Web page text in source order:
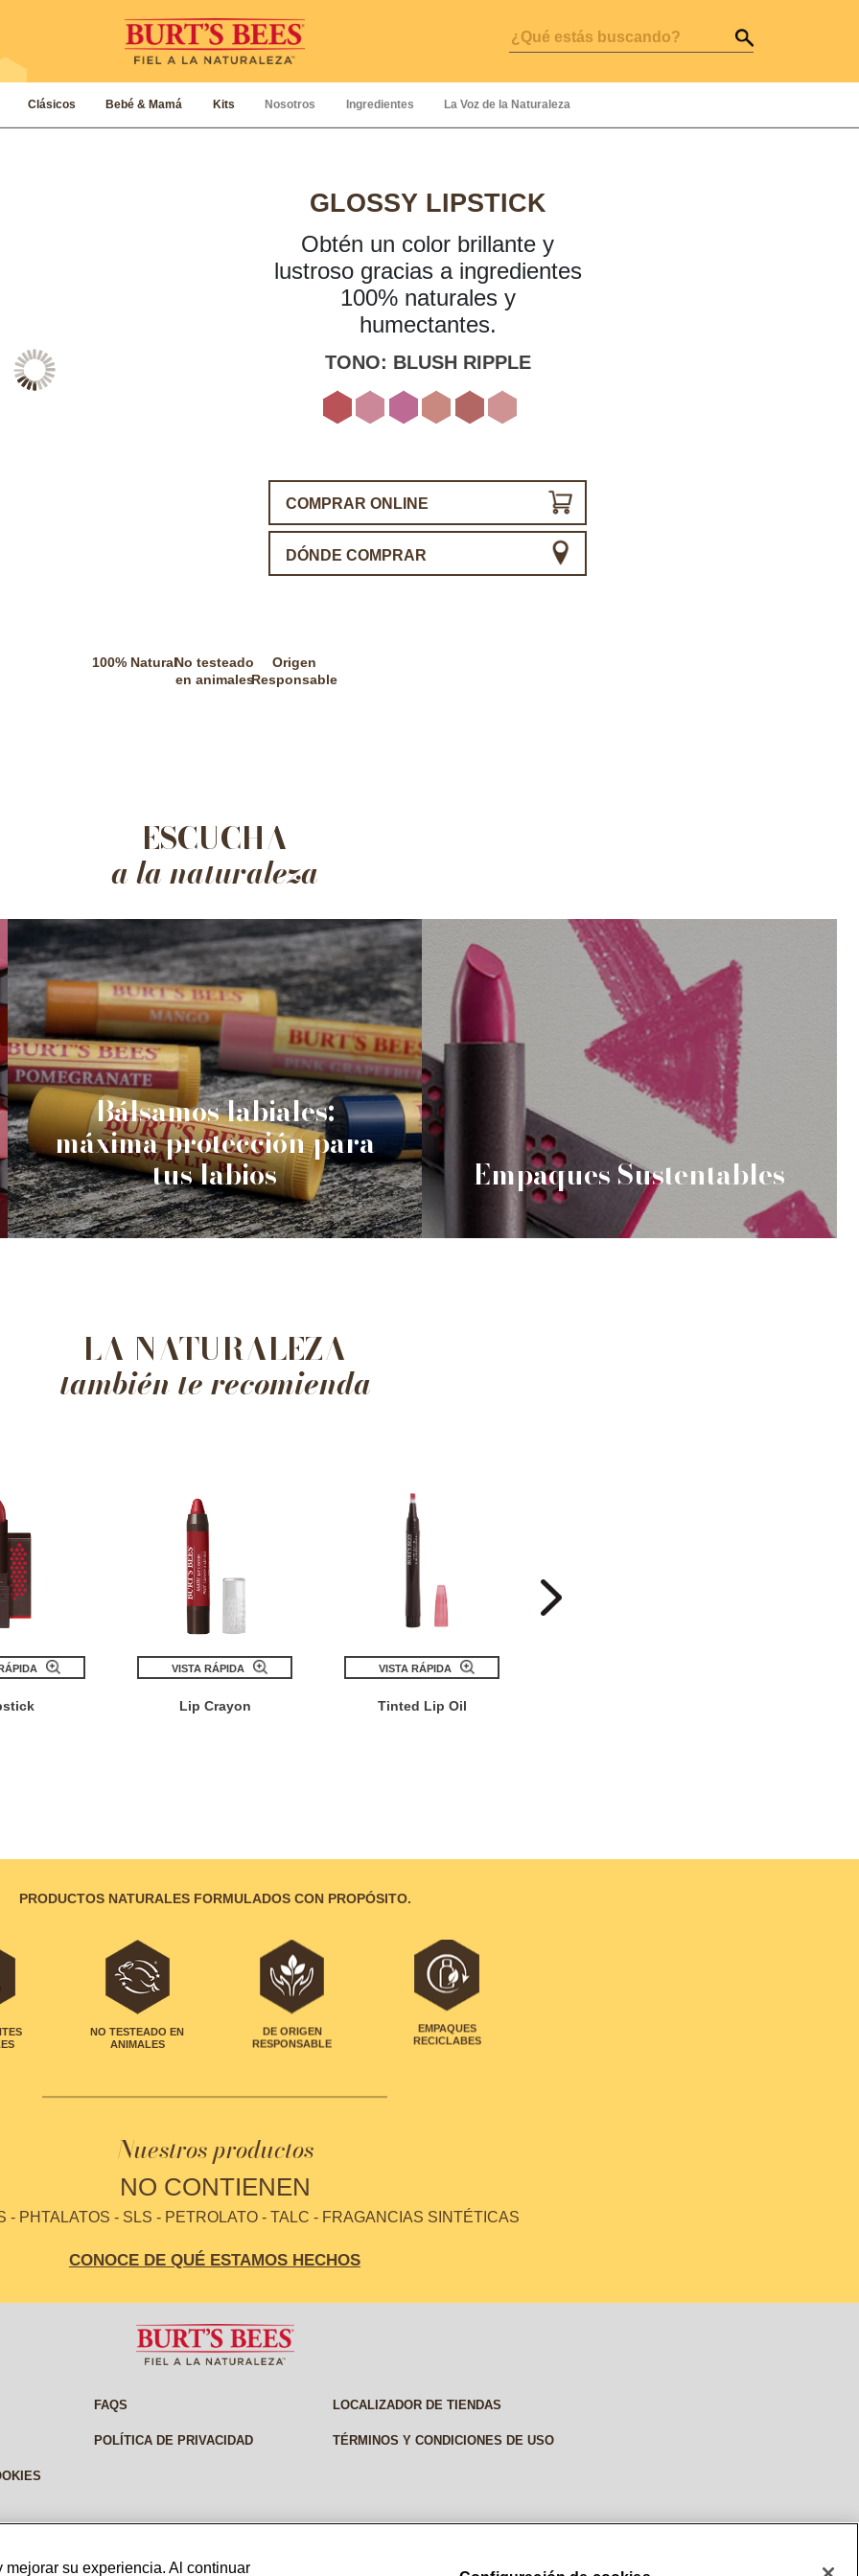
Clásicos Bebé & Mamá Kits Nosotros Ingredientes La Voz de la Naturaleza
GLOSSY LIPSTICK
Obtén un color brillante y
lustroso gracias a ingredientes
100% naturales y
humectantes.
TONO: BLUSH RIPPLE
COMPRAR ONLINE
DÓNDE COMPRAR
100% NaturalNo testeado
en animales
Origen
Responsable
ESCUCHA
a la naturaleza
Bálsamos labiales:
máxima protección para
tus labios Empaques Sustentables
LA NATURALEZA
también te recomienda
VISTA RÁPIDA
Lip Crayon
VISTA RÁPIDA
Tinted Lip Oil
PRODUCTOS NATURALES FORMULADOS CON PROPÓSITO.
NO TESTEADO EN
ANIMALES
DE ORIGEN
RESPONSABLE
EMPAQUES
RECICLABES
Nuestros productos
NO CONTIENEN
- PHTALATOS - SLS - PETROLATO - TALC - FRAGANCIAS SINTÉTICAS
CONOCE DE QUÉ ESTAMOS HECHOS
FAQS LOCALIZADOR DE TIENDAS
POLÍTICA DE PRIVACIDAD TÉRMINOS Y CONDICIONES DE USO
su experiencia. Al continuar